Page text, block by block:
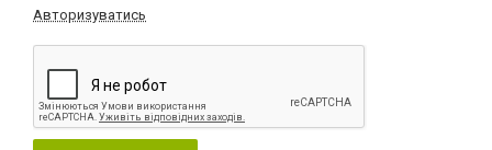
Авторизуватись